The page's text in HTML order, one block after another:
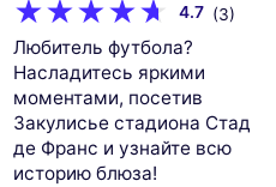
4.7 (3)
Любитель футбола?
Насладитесь яркими
моментами, посетив
Закулисье стадиона Стад
де Франс и узнайте всю
историю блюза!